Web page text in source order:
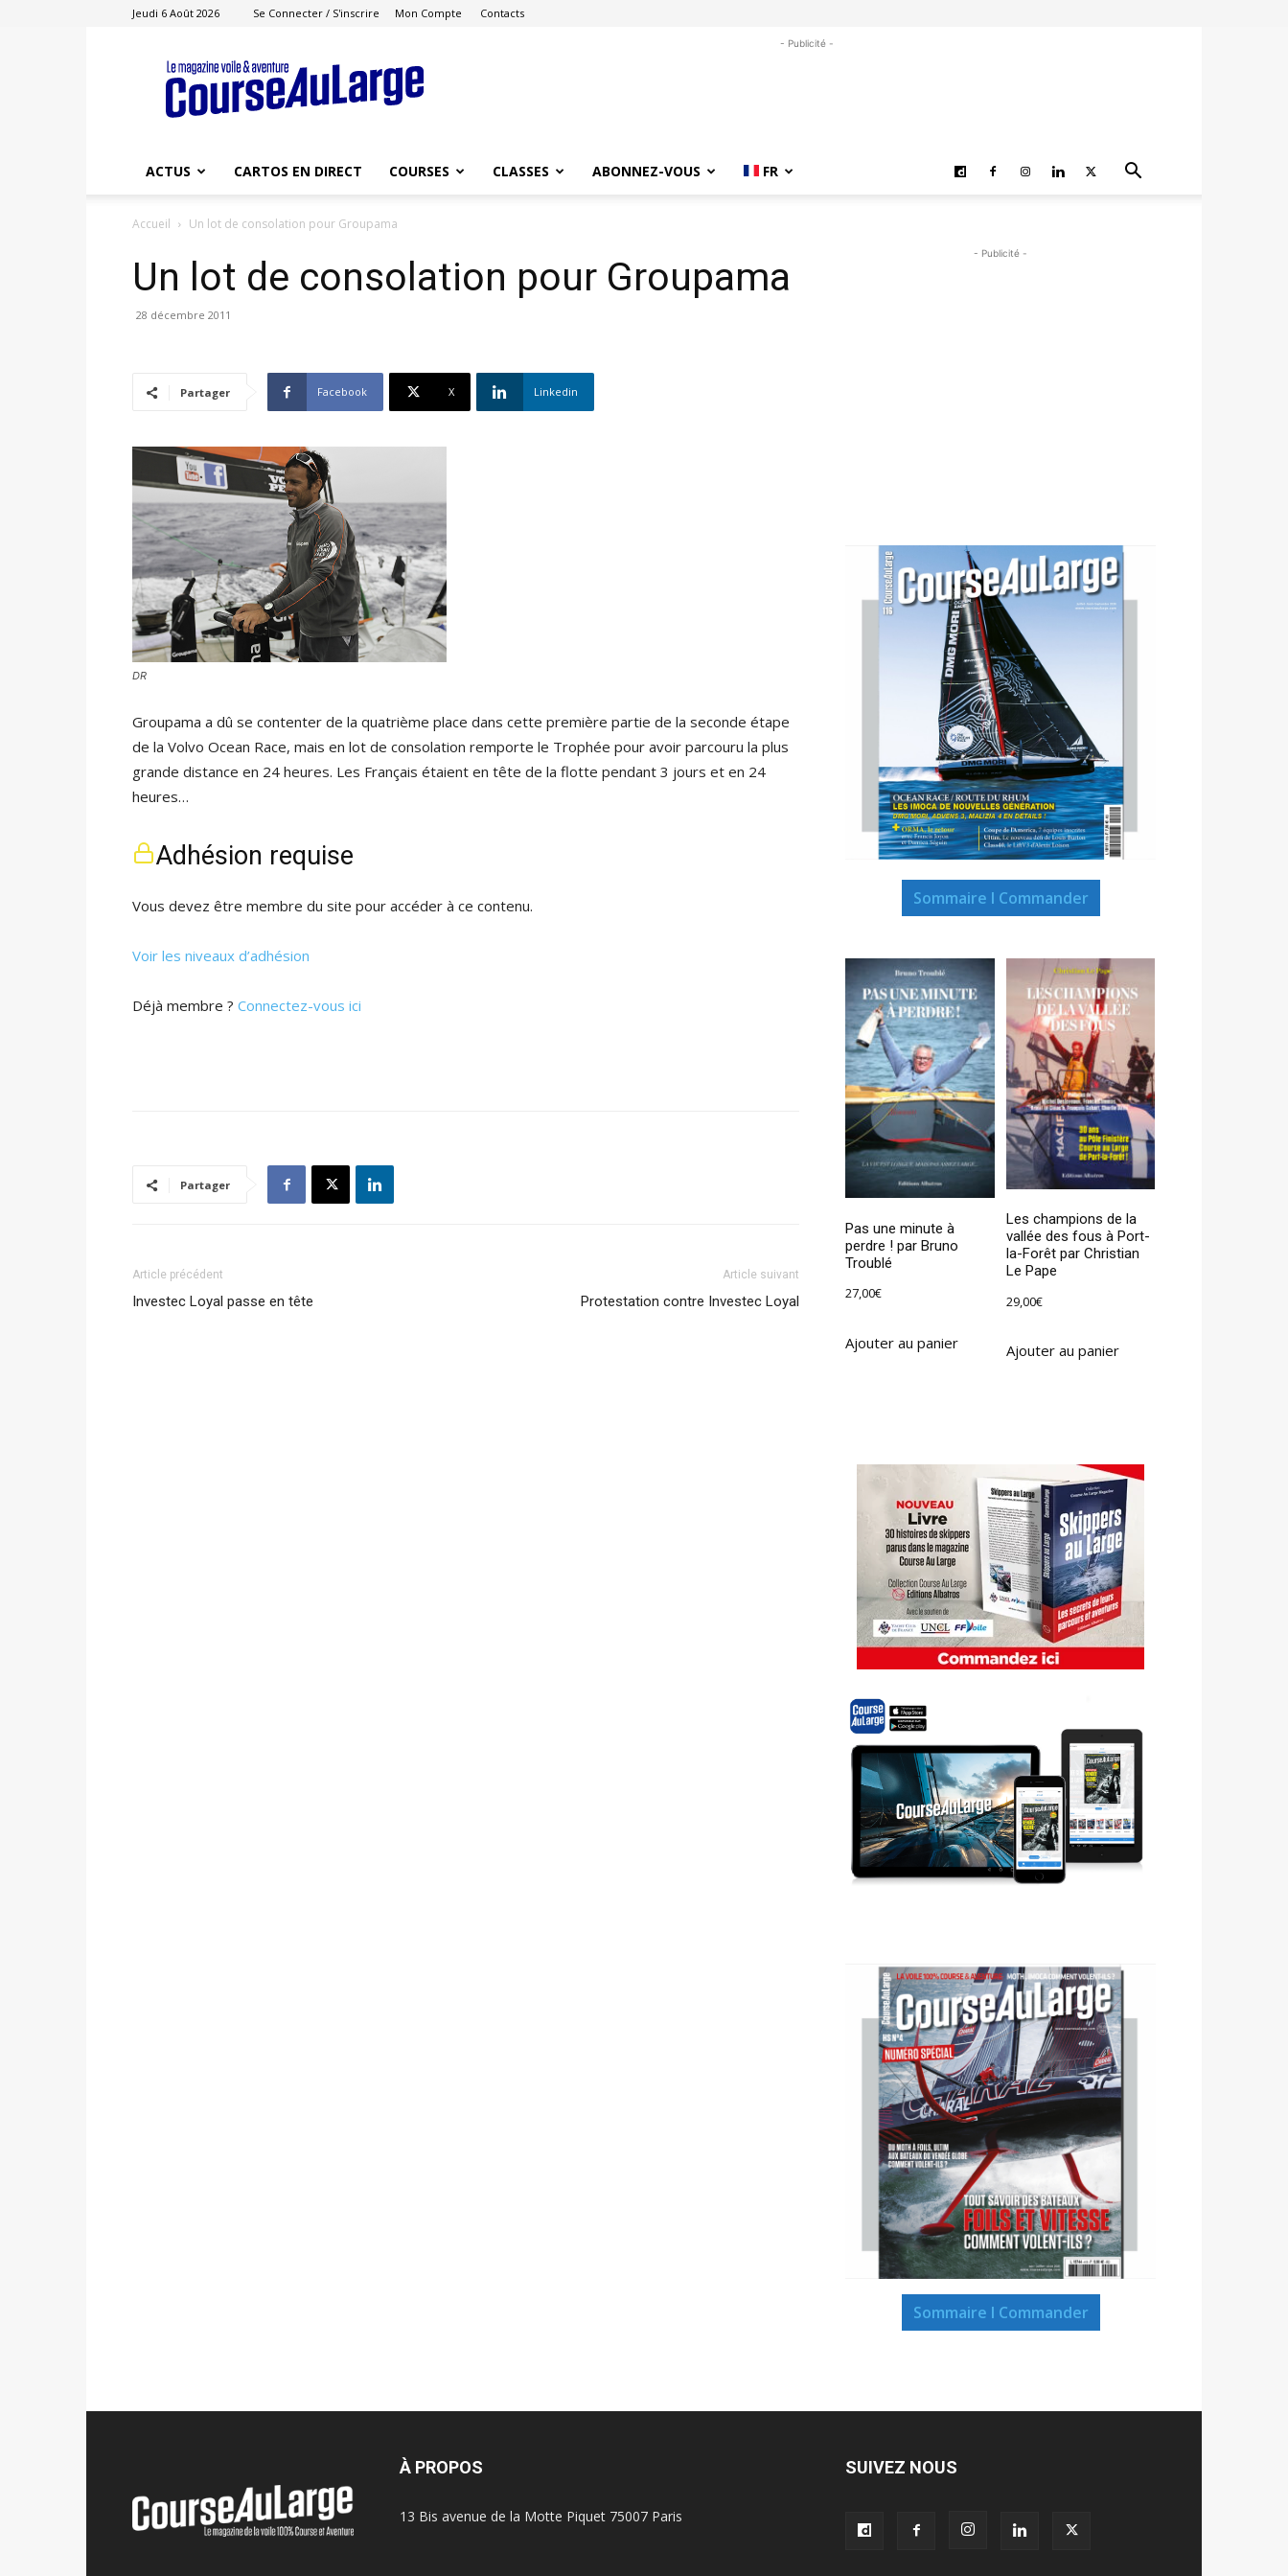
Jeudi 6 Août 2026 Se Connecter / S'inscrire Mon Compte Contacts
Course
au
Large
- Publicité -
ACTUS CARTOS EN DIRECT COURSES CLASSES ABONNEZ-VOUS FR
Accueil Un lot de consolation pour Groupama
Un lot de consolation pour Groupama
28 décembre 2011
Partager Facebook X Linkedin
DR
Groupama a dû se contenter de la quatrième place dans cette première partie de la seconde étape
de la Volvo Ocean Race, mais en lot de consolation remporte le Trophée pour avoir parcouru la plus
grande distance en 24 heures. Les Français étaient en tête de la flotte pendant 3 jours et en 24
heures…
Adhésion requise
Vous devez être membre du site pour accéder à ce contenu.
Voir les niveaux d’adhésion
Déjà membre ? Connectez-vous ici
Partager
Article précédent
Investec Loyal passe en tête
Article suivant
Protestation contre Investec Loyal
- Publicité -
Sommaire I Commander
Pas une minute à
perdre ! par Bruno
Troublé
27,00€
Ajouter au panier
Les champions de la
vallée des fous à Port-
la-Forêt par Christian
Le Pape
29,00€
Ajouter au panier
Sommaire I Commander
À PROPOS
13 Bis avenue de la Motte Piquet 75007 Paris
SUIVEZ NOUS